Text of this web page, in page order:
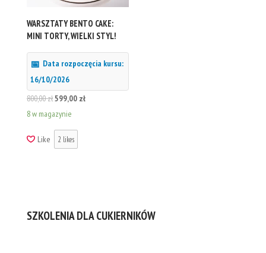
WARSZTATY BENTO CAKE:
MINI TORTY, WIELKI STYL!
Data rozpoczęcia kursu:
16/10/2026
800,00złPierwotna
cena
wynosiła:
800,00 zł.
599,00 złAktualna
8 w magazynie
Like 2 likes
SZKOLENIA DLA CUKIERNIKÓW